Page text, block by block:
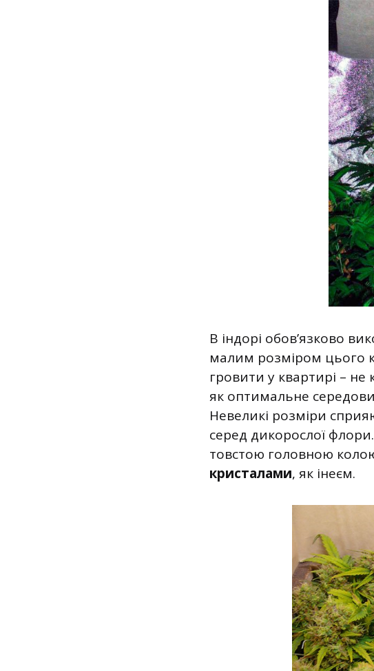
В індорі обов’язково
малим розміром цього
гровити у квартирі –
як оптимальне
Невеликі розміри
серед дикорослої
товстою головною
кристалами, як інеєм.